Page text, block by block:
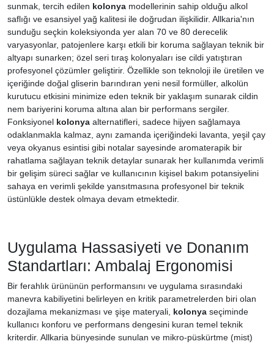
sunmak, tercih edilen kolonya modellerinin sahip olduğu alkol
saflığı ve esansiyel yağ kalitesi ile doğrudan ilişkilidir. Allkaria'nın
sunduğu seçkin koleksiyonda yer alan 70 ve 80 derecelik
varyasyonlar, patojenlere karşı etkili bir koruma sağlayan teknik bir
altyapı sunarken; özel seri tıraş kolonyaları ise cildi yatıştıran
profesyonel çözümler geliştirir. Özellikle son teknoloji ile üretilen ve
içeriğinde doğal gliserin barındıran yeni nesil formüller, alkolün
kurutucu etkisini minimize eden teknik bir yaklaşım sunarak cildin
nem bariyerini koruma altına alan bir performans sergiler.
Fonksiyonel kolonya alternatifleri, sadece hijyen sağlamaya
odaklanmakla kalmaz, aynı zamanda içeriğindeki lavanta, yeşil çay
veya okyanus esintisi gibi notalar sayesinde aromaterapik bir
rahatlama sağlayan teknik detaylar sunarak her kullanımda verimli
bir gelişim süreci sağlar ve kullanıcının kişisel bakım potansiyelini
sahaya en verimli şekilde yansıtmasına profesyonel bir teknik
üstünlükle destek olmaya devam etmektedir.
Uygulama Hassasiyeti ve Donanım
Standartları: Ambalaj Ergonomisi
Bir ferahlık ürününün performansını ve uygulama sırasındaki
manevra kabiliyetini belirleyen en kritik parametrelerden biri olan
dozajlama mekanizması ve şişe materyali, kolonya seçiminde
kullanıcı konforu ve performans dengesini kuran temel teknik
kriterdir. Allkaria bünyesinde sunulan ve mikro-püskürtme (mist)